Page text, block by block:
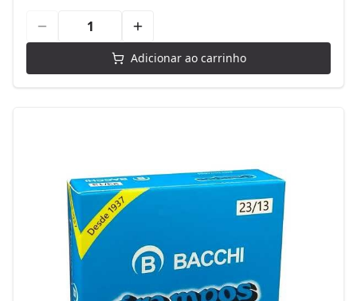
Adicionar ao carrinho